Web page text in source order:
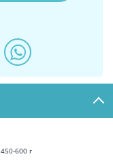
450-600 г